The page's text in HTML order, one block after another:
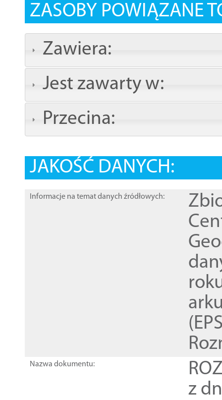
ZASOBY POWIĄZANE
Zawiera:
Jest zawarty w:
Przecina:
JAKOŚĆ DANYCH:
Informacje na temat danych źródłowych:
Nazwa dokumentu:
z